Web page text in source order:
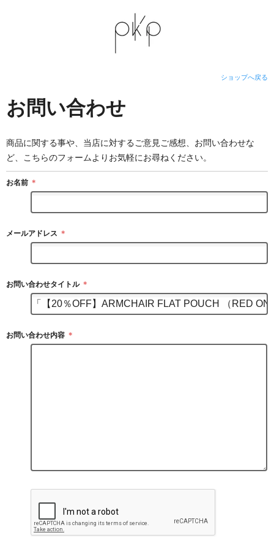
ショップへ戻る
お問い合わせ
商品に関する事や、当店に対するご意見ご感想、お問い合わせな
ど、こちらのフォームよりお気軽にお尋ねください。
お名前 ＊
メールアドレス ＊
お問い合わせタイトル ＊
お問い合わせ内容 ＊